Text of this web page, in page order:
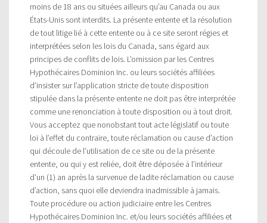
moins de 18 ans ou situées ailleurs qu’au Canada ou aux
États-Unis sont interdits. La présente entente et la résolution
de tout litige lié à cette entente ou à ce site seront régies et
interprétées selon les lois du Canada, sans égard aux
principes de conflits de lois. L’omission par les Centres
Hypothécaires Dominion Inc. ou leurs sociétés affiliées
d’insister sur l’application stricte de toute disposition
stipulée dans la présente entente ne doit pas être interprétée
comme une renonciation à toute disposition ou à tout droit.
Vous acceptez que nonobstant tout acte législatif ou toute
loi à l’effet du contraire, toute réclamation ou cause d’action
qui découle de l’utilisation de ce site ou de la présente
entente, ou qui y est reliée, doit être déposée à l’intérieur
d’un (1) an après la survenue de ladite réclamation ou cause
d’action, sans quoi elle deviendra inadmissible à jamais.
Toute procédure ou action judiciaire entre les Centres
Hypothécaires Dominion Inc. et/ou leurs sociétés affiliées et